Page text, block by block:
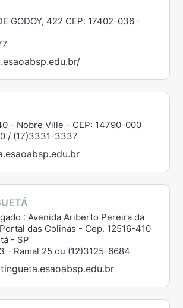
GODOY, 422 CEP: 17402-036 -
- Nobre Ville - CEP: 14790-000
/ (17)3331-3337
: Avenida Ariberto Pereira da
das Colinas - Cep. 12516-410
- SP
- Ramal 25 ou (12)3125-6684